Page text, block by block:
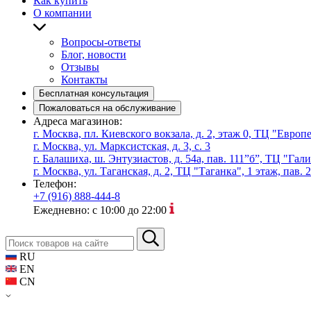
О компании
Вопросы-ответы
Блог, новости
Отзывы
Контакты
Бесплатная консультация
Пожаловаться на обслуживание
Адреса магазинов:
г. Москва, пл. Киевского вокзала, д. 2, этаж 0, ТЦ
г. Москва, ул. Марксистская, д. 3, с. 3
г. Балашиха, ш. Энтузиастов, д. 54а, пав. 111”б”, ТЦ
г. Москва, ул. Таганская, д. 2, ТЦ "Таганка", 1 этаж, пав.
Телефон:
+7 (916) 888-444-8
Ежедневно: с 10:00 до 22:00
RU
EN
CN